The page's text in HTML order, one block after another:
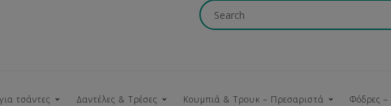
τσάντες Δαντέλες & Τρέσες Κουμπιά & Τρουκ – Πρεσαριστά Φόδρες